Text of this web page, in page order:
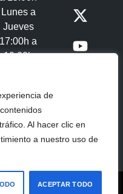
de
Al hacer clic en
a nuestro uso de
ACEPTAR TODO
Lunes a
Jueves
17:00h a
19:00h
Castilla y León